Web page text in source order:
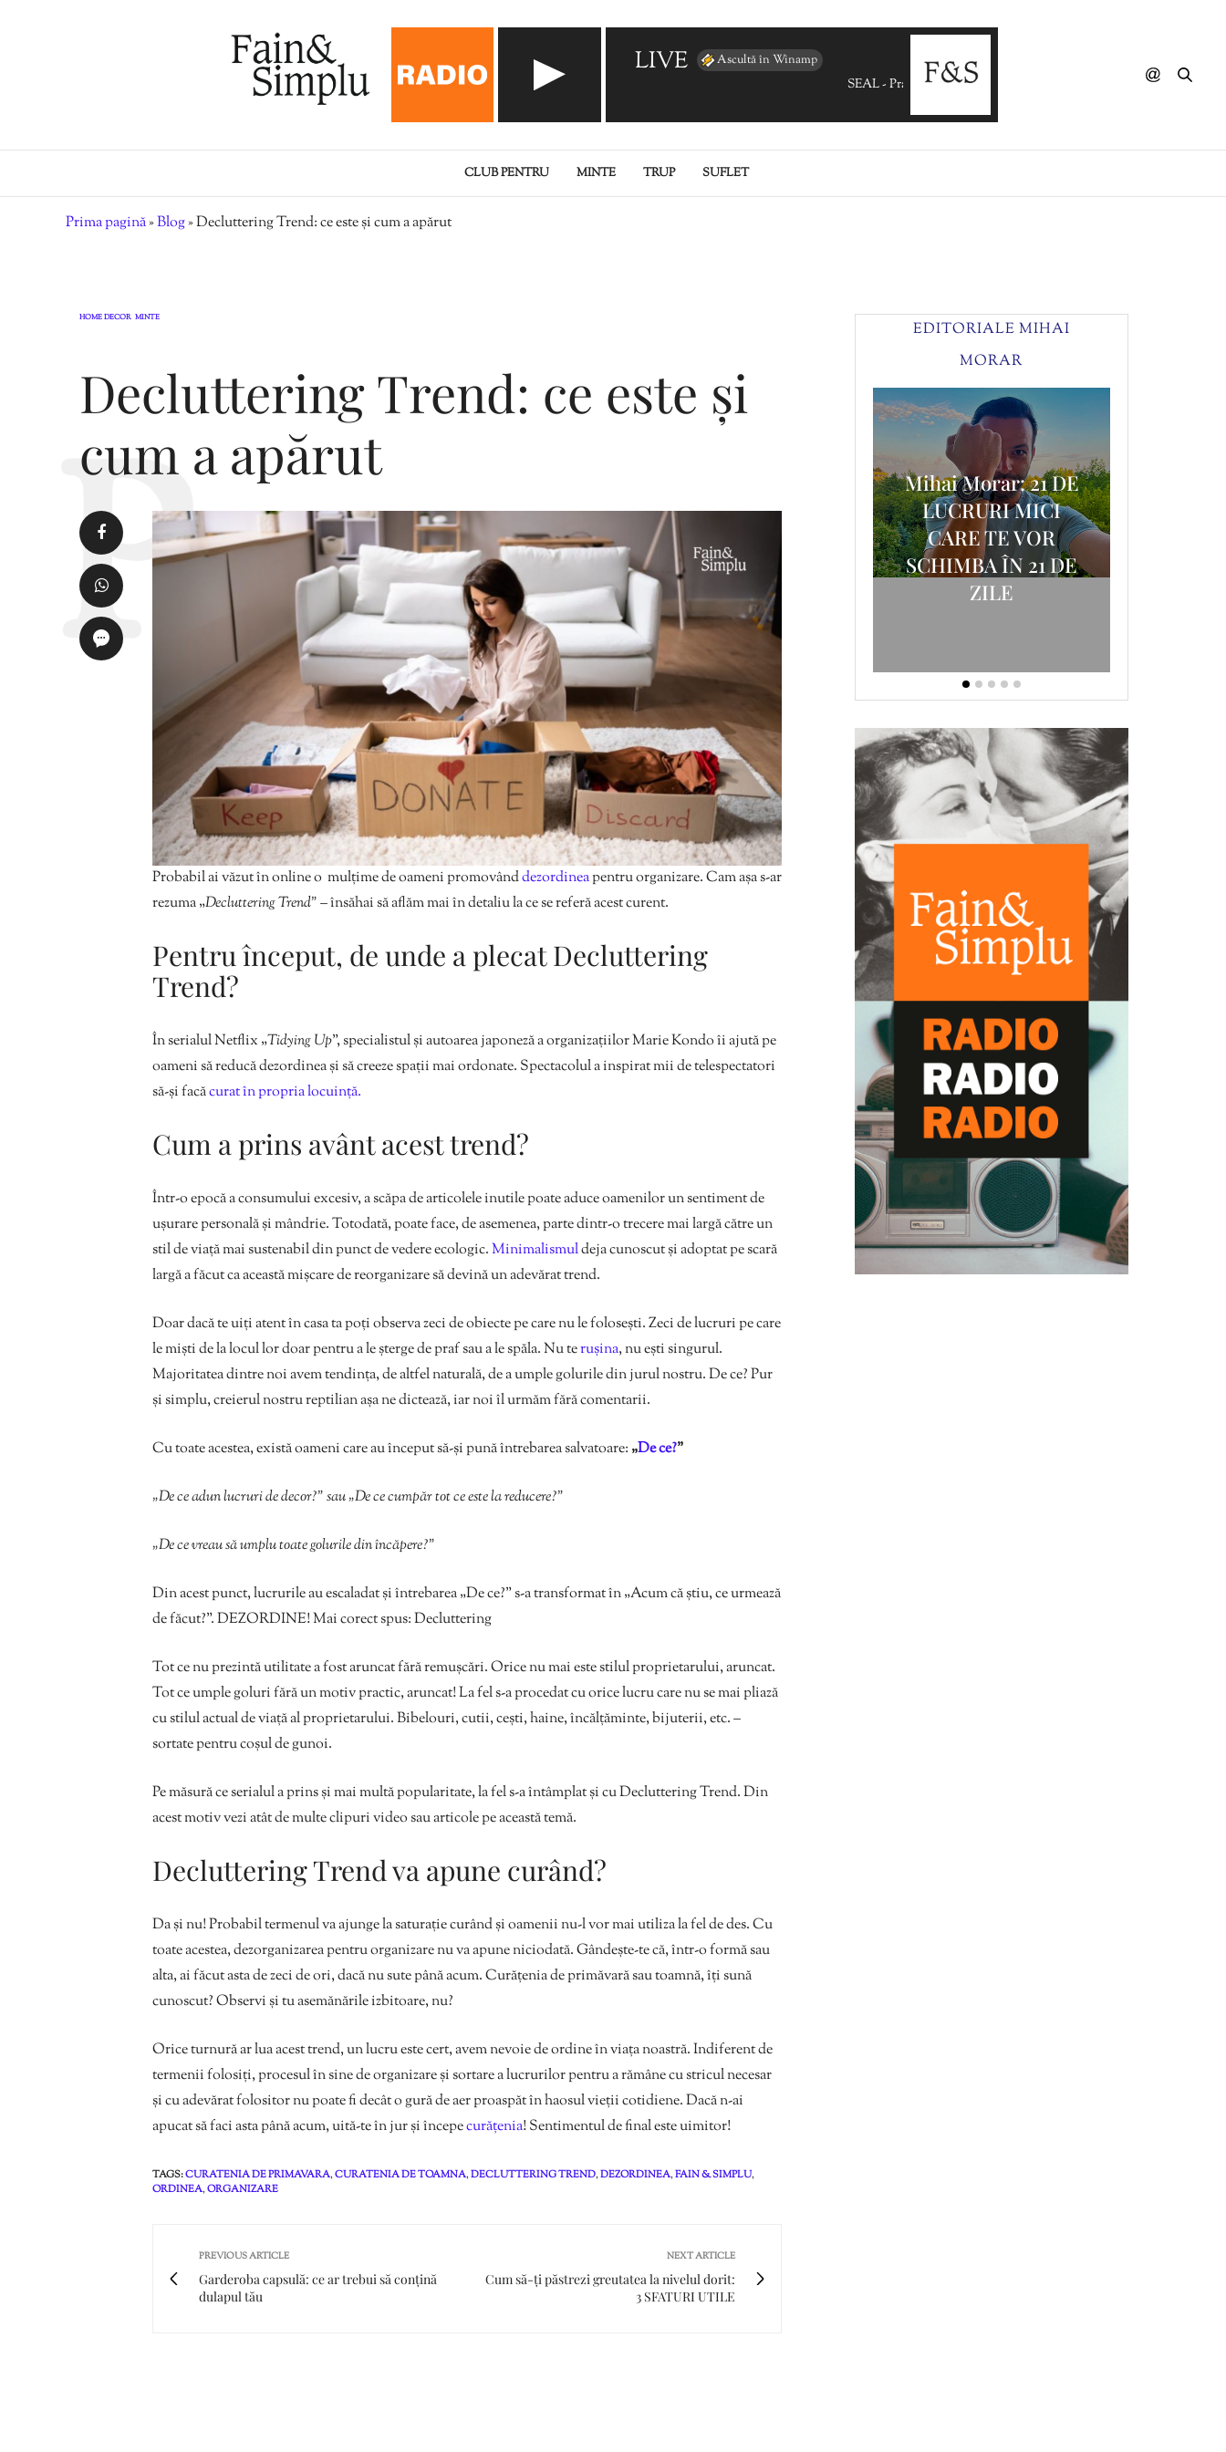
LIVE Ascultă în Winamp
SEAL - Prayer For The Dying (PanoSigma RePlay)
CLUB PENTRU MINTE TRUP SUFLET
Prima pagină»Blog»Decluttering Trend: ce este și cum a apărut
HOME DECOR MINTE
Decluttering Trend: ce este și
cum a apărut
Probabil ai văzut în online o mulțime de oameni promovânddezordineapentru organizare. Cam așa s-ar
rezuma „Decluttering Trend” –însăhai să aflăm mai în detaliu la ce se referă acest curent.
Pentru început, de unde a plecat Decluttering
Trend?
În serialul Netflix „Tidying Up”, specialistul și autoarea japoneză a organizațiilor Marie Kondo îi ajută pe
oameni să reducă dezordinea și să creeze spații mai ordonate. Spectacolul a inspirat mii de telespectatori
să-și facăcurat în propria locuință.
Cum a prins avânt acest trend?
Într-o epocă a consumului excesiv, a scăpa de articolele inutile poate aduce oamenilor un sentiment de
ușurare personală și mândrie. Totodată, poate face, de asemenea, parte dintr-o trecere mai largă către un
stil de viață mai sustenabil din punct de vedere ecologic.Minimalismuldeja cunoscut și adoptat pe scară
largă a făcut ca această mișcare de reorganizare să devină un adevărat trend.
Doar dacă te uiți atent în casa ta poți observa zeci de obiecte pe care nu le folosești. Zeci de lucruri pe care
le miști de la locul lor doar pentru a le șterge de praf sau a le spăla. Nu terușina, nu ești singurul.
Majoritatea dintre noi avem tendința, de altfel naturală, de a umple golurile din jurul nostru. De ce? Pur
și simplu, creierul nostru reptilian așa ne dictează, iar noi îl urmăm fără comentarii.
Cu toate acestea, există oameni care au început să-și pună întrebarea salvatoare: „De ce?”
„De ce adun lucruri de decor?” sau „De ce cumpăr tot ce este la reducere?”
„De ce vreau să umplu toate golurile din încăpere?”
Din acest punct, lucrurile au escaladat și întrebarea „De ce?” s-a transformat în „Acum că știu, ce urmează
de făcut?”. DEZORDINE! Mai corect spus: Decluttering
Tot ce nu prezintă utilitate a fost aruncat fără remușcări. Orice nu mai este stilul proprietarului, aruncat.
Tot ce umple goluri fără un motiv practic, aruncat! La fel s-a procedat cu orice lucru care nu se mai pliază
cu stilul actual de viață al proprietarului. Bibelouri, cutii, cești, haine, încălțăminte, bijuterii, etc. –
sortate pentru coșul de gunoi.
Pe măsură ce serialul a prins și mai multă popularitate, la fel s-a întâmplat și cu Decluttering Trend. Din
acest motiv vezi atât de multe clipuri video sau articole pe această temă.
Decluttering Trend va apune curând?
Da și nu! Probabil termenul va ajunge la saturație curând și oamenii nu-l vor mai utiliza la fel de des. Cu
toate acestea, dezorganizarea pentru organizare nu va apune niciodată. Gândește-te că, într-o formă sau
alta, ai făcut asta de zeci de ori, dacă nu sute până acum. Curățenia de primăvară sau toamnă, îți sună
cunoscut? Observi și tu asemănările izbitoare, nu?
Orice turnură ar lua acest trend, un lucru este cert, avem nevoie de ordine în viața noastră. Indiferent de
termenii folosiți, procesul în sine de organizare și sortare a lucrurilor pentru a rămâne cu stricul necesar
și cu adevărat folositor nu poate fi decât o gură de aer proaspăt în haosul vieții cotidiene. Dacă n-ai
apucat să faci asta până acum, uită-te în jur și începecurățenia! Sentimentul de final este uimitor!
TAGS:CURATENIA DE PRIMAVARA,CURATENIA DE TOAMNA,DECLUTTERING TREND,DEZORDINEA,FAIN & SIMPLU,
ORDINEA,ORGANIZARE
PREVIOUS ARTICLE
Garderoba capsulă: ce ar trebui să conțină
dulapul tău
NEXT ARTICLE
Cum să-ți păstrezi greutatea la nivelul dorit:
3 SFATURI UTILE
EDITORIALE MIHAI
MORAR
Morar: CUM L-AM
SALVAT PE FĂT-
FRUMOS
Mihai Morar: 21 DE
LUCRURI MICI
CARE TE VOR
SCHIMBA ÎN 21 DE
ZILE